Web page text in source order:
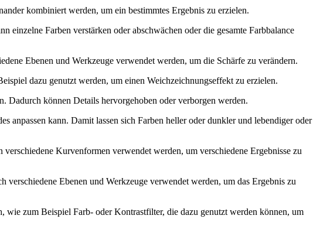
kombiniert werden, um ein bestimmtes Ergebnis zu erzielen.
einzelne Farben verstärken oder abschwächen oder die gesamte Farbbalance
Ebenen und Werkzeuge verwendet werden, um die Schärfe zu verändern.
dazu genutzt werden, um einen Weichzeichnungseffekt zu erzielen.
Dadurch können Details hervorgehoben oder verborgen werden.
anpassen kann. Damit lassen sich Farben heller oder dunkler und lebendiger oder
Kurvenformen verwendet werden, um verschiedene Ergebnisse zu
Ebenen und Werkzeuge verwendet werden, um das Ergebnis zu
zum Beispiel Farb- oder Kontrastfilter, die dazu genutzt werden können, um